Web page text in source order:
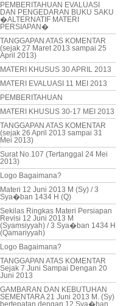
PEMBERITAHUAN EVALUASI
DAN PENGEDARAN BUKU SAKU
�ALTERNATIF MATERI
PERSIAPAN�
TANGGAPAN ATAS KOMENTAR
(sejak 27 Maret 2013 sampai 25
April 2013)
MATERI KHUSUS 30 APRIL 2013
MATERI EVALUASI 11 MEI 2013
PEMBERITAHUAN
MATERI KHUSUS 30-17 MEI 2013
TANGGAPAN ATAS KOMENTAR
(sejak 26 April 2013 sampai 31
Mei 2013)
Surat No.107 (Tertanggal 24 Mei
2013)
Logo Bagaimana?
Materi 12 Juni 2013 M (Sy) / 3
Sya�ban 1434 H (Q)
Sekilas Ringkas Materi Persiapan
Revisi 12 Juni 2013 M
(Syamsiyyah) / 3 Sya�ban 1434 H
(Qamariyyah)
Logo Bagaimana?
TANGGAPAN ATAS KOMENTAR
Sejak 7 Juni Sampai Dengan 20
Juni 2013
GAMBARAN DAN KEBUTUHAN
SEMENTARA 21 Juni 2013 M. (Sy)
bertepatan dengan 12 Sya�ban